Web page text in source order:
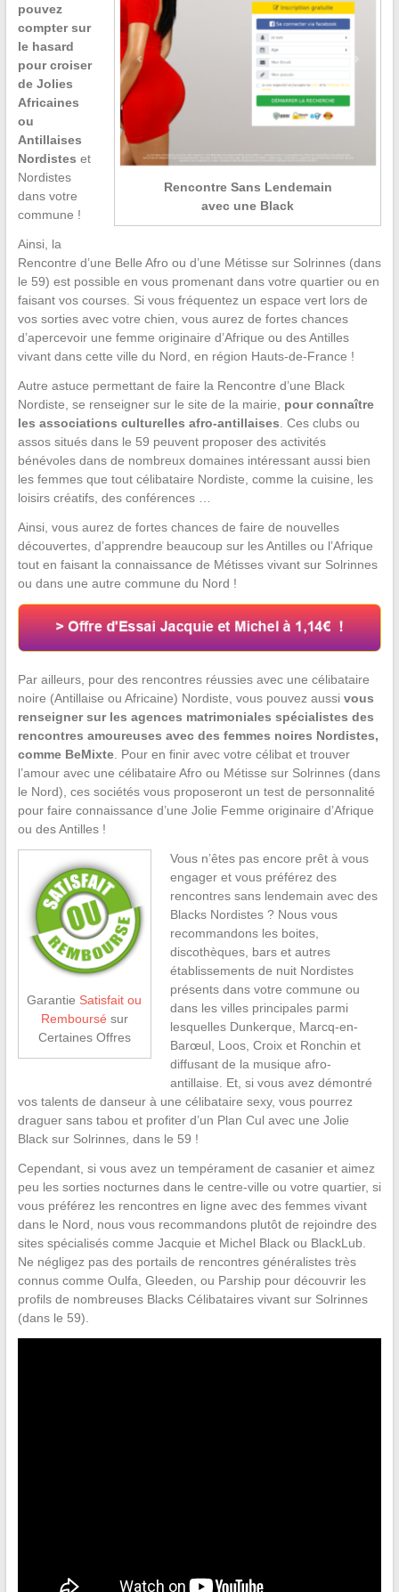
Rencontre Sans Lendemain
avec une Black
pouvez
compter sur
le hasard
pour croiser
de Jolies
Africaines
ou
Antillaises
Nordistes et
Nordistes
dans votre
commune !
Ainsi, la
Rencontre d’une Belle Afro ou d’une Métisse sur Solrinnes (dans
le 59) est possible en vous promenant dans votre quartier ou en
faisant vos courses. Si vous fréquentez un espace vert lors de
vos sorties avec votre chien, vous aurez de fortes chances
d’apercevoir une femme originaire d’Afrique ou des Antilles
vivant dans cette ville du Nord, en région Hauts-de-France !
Autre astuce permettant de faire la Rencontre d’une Black
Nordiste, se renseigner sur le site de la mairie, pour connaître
les associations culturelles afro-antillaises . Ces clubs ou
assos situés dans le 59 peuvent proposer des activités
bénévoles dans de nombreux domaines intéressant aussi bien
les femmes que tout célibataire Nordiste, comme la cuisine, les
loisirs créatifs, des conférences …
Ainsi, vous aurez de fortes chances de faire de nouvelles
découvertes, d’apprendre beaucoup sur les Antilles ou l’Afrique
tout en faisant la connaissance de Métisses vivant sur Solrinnes
ou dans une autre commune du Nord !
Par ailleurs, pour des rencontres réussies avec une célibataire
noire (Antillaise ou Africaine) Nordiste, vous pouvez aussi vous
renseigner sur les agences matrimoniales spécialistes des
rencontres amoureuses avec des femmes noires Nordistes,
comme BeMixte. Pour en finir avec votre célibat et trouver
l’amour avec une célibataire Afro ou Métisse sur Solrinnes (dans
le Nord), ces sociétés vous proposeront un test de personnalité
pour faire connaissance d’une Jolie Femme originaire d’Afrique
ou des Antilles !
Garantie Satisfait ou
Remboursé sur
Certaines Offres
Vous n’êtes pas encore prêt à vous
engager et vous préférez des
rencontres sans lendemain avec des
Blacks Nordistes ? Nous vous
recommandons les boites,
discothèques, bars et autres
établissements de nuit Nordistes
présents dans votre commune ou
dans les villes principales parmi
lesquelles Dunkerque, Marcq-en-
Barœul, Loos, Croix et Ronchin et
diffusant de la musique afro-
antillaise. Et, si vous avez démontré
vos talents de danseur à une célibataire sexy, vous pourrez
draguer sans tabou et profiter d’un Plan Cul avec une Jolie
Black sur Solrinnes, dans le 59 !
Cependant, si vous avez un tempérament de casanier et aimez
peu les sorties nocturnes dans le centre-ville ou votre quartier, si
vous préférez les rencontres en ligne avec des femmes vivant
dans le Nord, nous vous recommandons plutôt de rejoindre des
sites spécialisés comme Jacquie et Michel Black ou BlackLub.
Ne négligez pas des portails de rencontres généralistes très
connus comme Oulfa, Gleeden, ou Parship pour découvrir les
profils de nombreuses Blacks Célibataires vivant sur Solrinnes
(dans le 59).